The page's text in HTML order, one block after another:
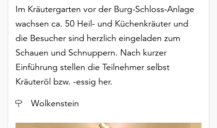
Weitere
Informationen
finden
Sie
unserer
Datenschutzerklärung
oder
Impressum
Im Kräutergarten vor der Burg-Schloss-Anlage
wachsen ca. 50 Heil- und Küchenkräuter und
die Besucher sind herzlich eingeladen zum
Schauen und Schnuppern. Nach kurzer
Einführung stellen die Teilnehmer selbst
Kräuteröl bzw. -essig her.
Ort
Wolkenstein